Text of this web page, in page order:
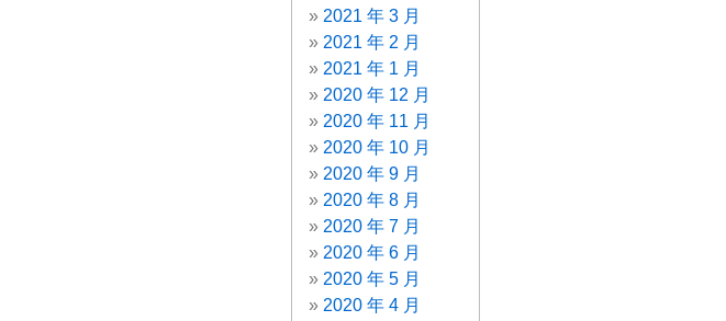
2021 年 3 月
2021 年 2 月
2021 年 1 月
2020 年 12 月
2020 年 11 月
2020 年 10 月
2020 年 9 月
2020 年 8 月
2020 年 7 月
2020 年 6 月
2020 年 5 月
2020 年 4 月